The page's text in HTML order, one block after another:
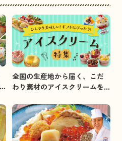
全国の生産地から届く、こだ
わり素材のアイスクリームを